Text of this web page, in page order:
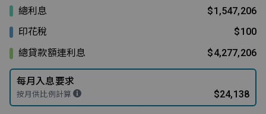
總利息
$1,547,206
印花稅
$100
總貸款額連利息
$4,277,206
每月入息要求
按月供比例計算 $24,138